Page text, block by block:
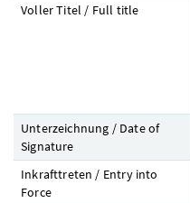
Voller Titel / Full title
Unterzeichnung / Date of
Signature
Inkrafttreten / Entry into
Force